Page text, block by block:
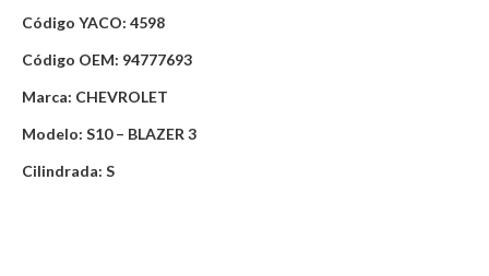
Código YACO: 4598
Código OEM: 94777693
Marca: CHEVROLET
Modelo: S10 – BLAZER 3
Cilindrada: S